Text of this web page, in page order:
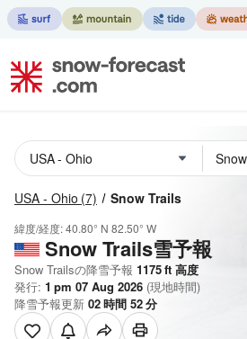
USA - Ohio (7) Snow Trails
緯度/経度:40.80° N 82.50° W
Snow Trails雪予報
Snow Trailsの降雪予報 1175ft 高度
発行: 1 pm 07 Aug 2026 (現地時間)
降雪予報更新 02時間 52分